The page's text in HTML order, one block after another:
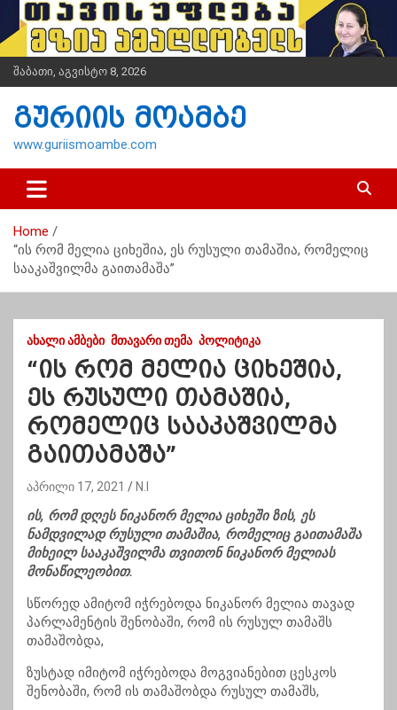
i
t
n
შაბათი, აგვისტო 8, 2026
გურიის მოამბე
www.guriismoambe.com
Home
“ის რომ მელია ციხეშია, ეს რუსული თამაშია, რომელიც
სააკაშვილმა გაითამაშა”
ᲐᲮᲐᲚᲘ ᲐᲛᲑᲔᲑᲘ ᲛᲗᲐᲕᲐᲠᲘ ᲗᲔᲛᲐ ᲞᲝᲚᲘᲢᲘᲙᲐ
“ის რომ მელია ციხეშია,
ეს რუსული თამაშია,
რომელიც სააკაშვილმა
გაითამაშა”
აპრილი 17, 2021 N.I
ის, რომ დღეს ნიკანორ მელია ციხეში ზის, ეს
ნამდვილად რუსული თამაშია, რომელიც გაითამაშა
მიხეილ სააკაშვილმა თვითონ ნიკანორ მელიას
მონაწილეობით.
სწორედ ამიტომ იჭრებოდა ნიკანორ მელია თავად
პარლამენტის შენობაში, რომ ის რუსულ თამაშს
თამაშობდა,
ზუსტად იმიტომ იჭრებოდა მოგვიანებით ცესკოს
შენობაში, რომ ის თამაშობდა რუსულ თამაშს,